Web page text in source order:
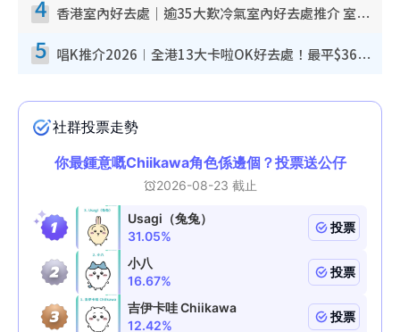
4 香港室內好去處｜逾35大歎冷氣室內好去處推介 室內活動免費避雨無懼落雨
5 唱K推介2026︱全港13大卡啦OK好去處！最平$36起 日文K都有！(附地址+收費詳情)